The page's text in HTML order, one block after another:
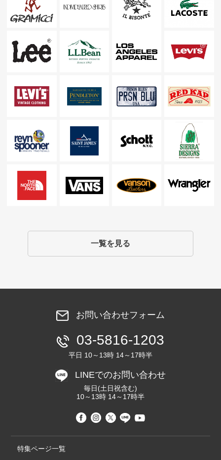
一覧を見る
お問い合わせフォーム
03-5816-1203
平日 10～13時 14～17時半
LINEでのお問い合わせ
毎日(土日祝含む)
10～13時 14～17時半
特集ページ一覧